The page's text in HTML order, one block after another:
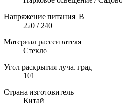
Напряжение питания, В
220 / 240
Материал рассеивателя
Стекло
Угол раскрытия луча, град
101
Страна изготовитель
Китай